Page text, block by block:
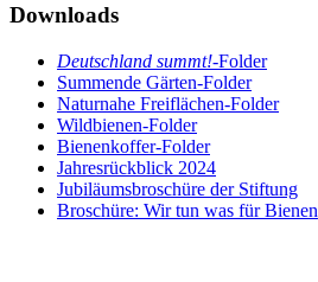
Downloads
Deutschland summt!-Folder
Summende Gärten-Folder
Naturnahe Freiflächen-Folder
Wildbienen-Folder
Bienenkoffer-Folder
Jahresrückblick 2024
Jubiläumsbroschüre der Stiftung
Broschüre: Wir tun was für Bienen